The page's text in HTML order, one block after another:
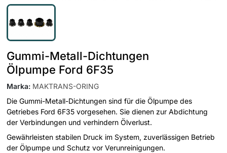
Gummi-Metall-Dichtungen
Ölpumpe Ford 6F35
Marka: MAKTRANS-ORING
Die Gummi-Metall-Dichtungen sind für die Ölpumpe des
Getriebes Ford 6F35 vorgesehen. Sie dienen zur Abdichtung
der Verbindungen und verhindern Ölverlust.
Gewährleisten stabilen Druck im System, zuverlässigen Betrieb
der Ölpumpe und Schutz vor Verunreinigungen.